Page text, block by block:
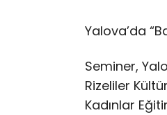
Yalova’da
Seminer,
Rizeliler
Kadınlar